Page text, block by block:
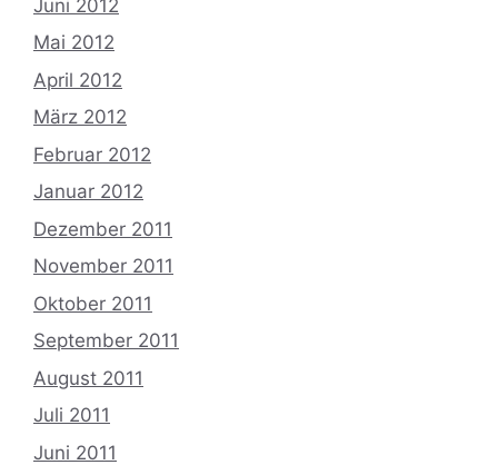
Juni 2012
Mai 2012
April 2012
März 2012
Februar 2012
Januar 2012
Dezember 2011
November 2011
Oktober 2011
September 2011
August 2011
Juli 2011
Juni 2011